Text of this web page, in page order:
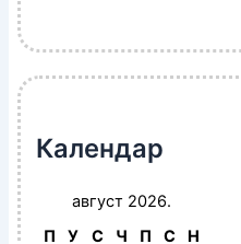
Календар
август 2026.
П
У С Ч П С
Н